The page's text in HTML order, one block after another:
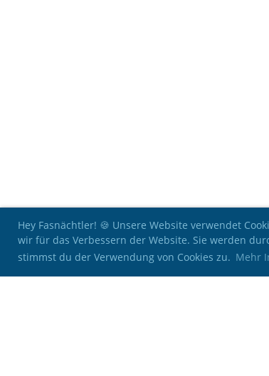
Hey Fasnächtler! 🍪 Unsere Website verwendet
wir für das Verbessern der Website. Sie werden
stimmst du der Verwendung von Cookies zu. Mehr